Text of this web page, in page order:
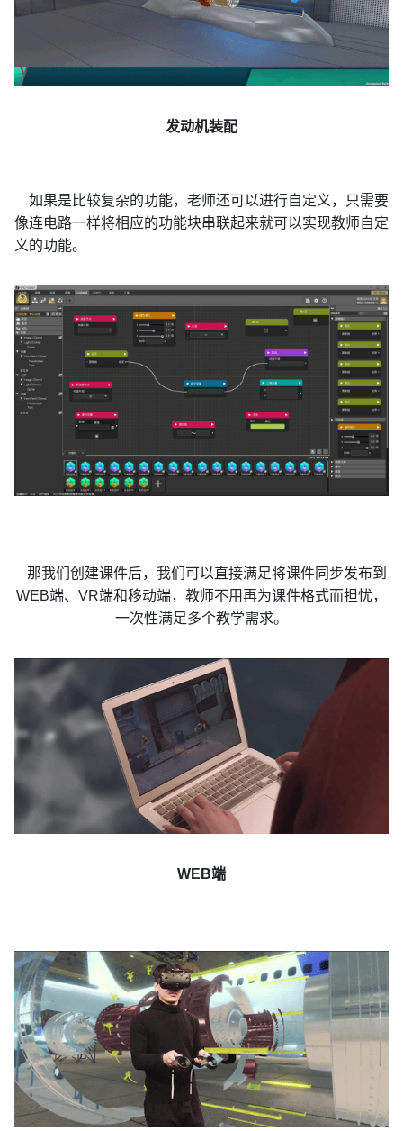
发动机装配
如果是比较复杂的功能，老师还可以进行自定义，只需要
像连电路一样将相应的功能块串联起来就可以实现教师自定
义的功能。
那我们创建课件后，我们可以直接满足将课件同步发布到
WEB端、VR端和移动端，教师不用再为课件格式而担忧，
一次性满足多个教学需求。
WEB端